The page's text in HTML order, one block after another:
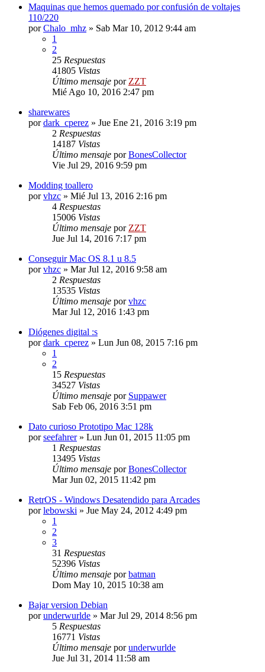
Maquinas que hemos quemado por confusión de voltajes
110/220
porChalo_mhz » Sab Mar 10, 2012 9:44 am
1
2
25 Respuestas
41805 Vistas
Último mensaje por ZZT
Mié Ago 10, 2016 2:47 pm
sharewares
pordark_cperez » Jue Ene 21, 2016 3:19 pm
2 Respuestas
14187 Vistas
Último mensaje porBonesCollector
Vie Jul 29, 2016 9:59 pm
Modding toallero
porvhzc » Mié Jul 13, 2016 2:16 pm
4 Respuestas
15006 Vistas
Último mensaje por ZZT
Jue Jul 14, 2016 7:17 pm
Conseguir Mac OS 8.1 u 8.5
porvhzc » Mar Jul 12, 2016 9:58 am
2 Respuestas
13535 Vistas
Último mensaje porvhzc
Mar Jul 12, 2016 1:43 pm
Diógenes digital :s
pordark_cperez » Lun Jun 08, 2015 7:16 pm
1
2
15 Respuestas
34527 Vistas
Último mensaje por Suppawer
Sab Feb 06, 2016 3:51 pm
Dato curioso Prototipo Mac 128k
porseefahrer» Lun Jun 01, 2015 11:05 pm
1 Respuestas
13495 Vistas
Último mensaje porBonesCollector
Mar Jun 02, 2015 11:42 pm
RetrOS - Windows Desatendido para Arcades
porlebowski » Jue May 24, 2012 4:49 pm
1
2
3
31 Respuestas
52396 Vistas
Último mensaje porbatman
Dom May 10, 2015 10:38 am
Bajar version Debian
porunderwurlde » Mar Jul 29, 2014 8:56 pm
5 Respuestas
16771 Vistas
Último mensaje porunderwurlde
Jue Jul 31, 2014 11:58 am